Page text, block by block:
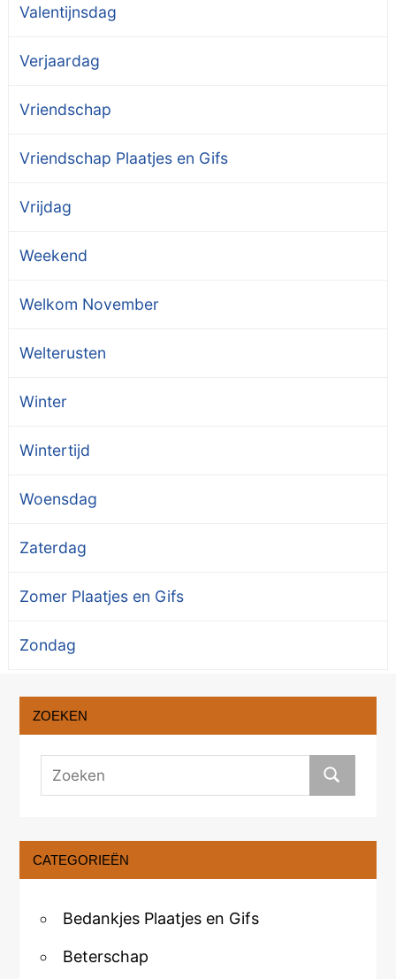
Valentijnsdag
Verjaardag
Vriendschap
Vriendschap Plaatjes en Gifs
Vrijdag
Weekend
Welkom November
Welterusten
Winter
Wintertijd
Woensdag
Zaterdag
Zomer Plaatjes en Gifs
Zondag
ZOEKEN
CATEGORIEËN
Bedankjes Plaatjes en Gifs
Beterschap